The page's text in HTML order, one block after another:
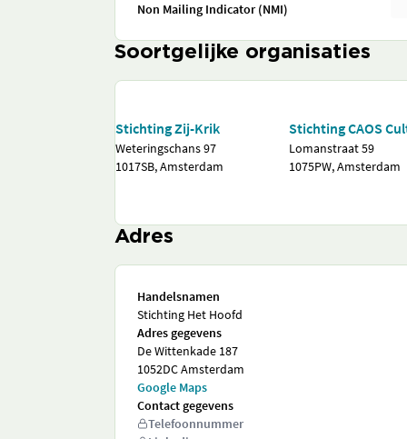
Non Mailing Indicator (NMI)
Soortgelijke organisaties
Stichting Zij-Krik
Weteringschans 97
1017SB, Amsterdam
Stichting CAOS
Lomanstraat 59
1075PW, Amsterdam
Adres
Handelsnamen
Stichting Het Hoofd
Adres gegevens
De Wittenkade 187
1052DC Amsterdam
Google Maps
Contact gegevens
Telefoonnummer